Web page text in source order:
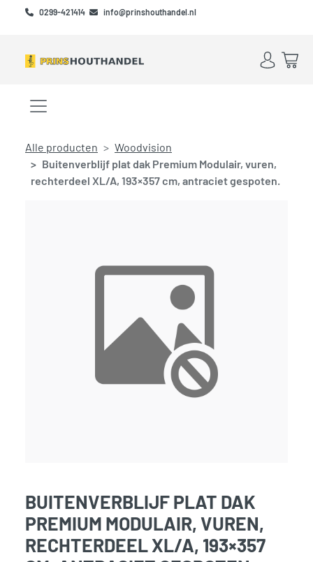
Skip to main content
Skip to footer
0299-421414 info@prinshouthandel.nl
Account
Menu openen/sluiten
Alle producten
Woodvision
Buitenverblijf plat dak Premium Modulair, vuren,
rechterdeel XL/A, 193×357 cm, antraciet gespoten.
BUITENVERBLIJF PLAT DAK
PREMIUM MODULAIR, VUREN,
RECHTERDEEL XL/A, 193×357